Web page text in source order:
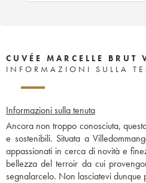
CUVÉE MARCELLE
INFORMAZIONI SULLA
Informazioni sulla tenuta
Ancora non troppo conosciuta,
e sostenibili. Situata a
appassionati in cerca di novità e
bellezza del terroir da cui
segnalarcelo. Non lasciatevi